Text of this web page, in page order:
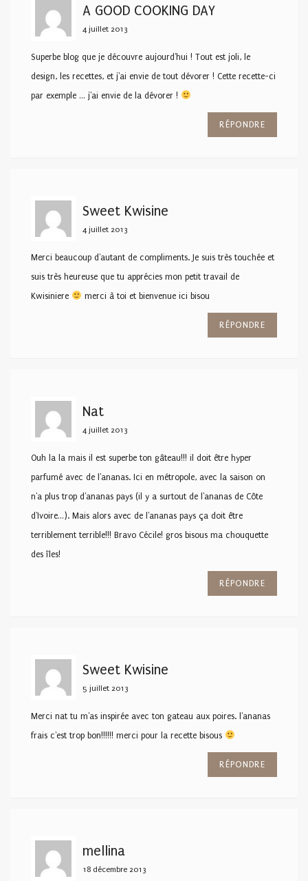
A GOOD COOKING DAY
4 juillet 2013
Superbe blog que je découvre aujourd'hui ! Tout est joli, le
design, les recettes, et j'ai envie de tout dévorer ! Cette recette-ci
par exemple … j'ai envie de la dévorer !
RÉPONDRE
Sweet Kwisine
4 juillet 2013
Merci beaucoup d'autant de compliments. Je suis très touchée et
suis très heureuse que tu apprécies mon petit travail de
Kwisiniere
merci à toi et bienvenue ici bisou
RÉPONDRE
Nat
4 juillet 2013
Ouh la la mais il est superbe ton gâteau!!! il doit être hyper
parfumé avec de l'ananas. Ici en métropole, avec la saison on
n'a plus trop d'ananas pays (il y a surtout de l'ananas de Côte
d'Ivoire…). Mais alors avec de l'ananas pays ça doit être
terriblement terrible!!! Bravo Cécile! gros bisous ma chouquette
des îles!
RÉPONDRE
Sweet Kwisine
5 juillet 2013
Merci nat tu m'as inspirée avec ton gateau aux poires. l'ananas
frais c'est trop bon!!!!!! merci pour la recette bisous
RÉPONDRE
mellina
18 décembre 2013